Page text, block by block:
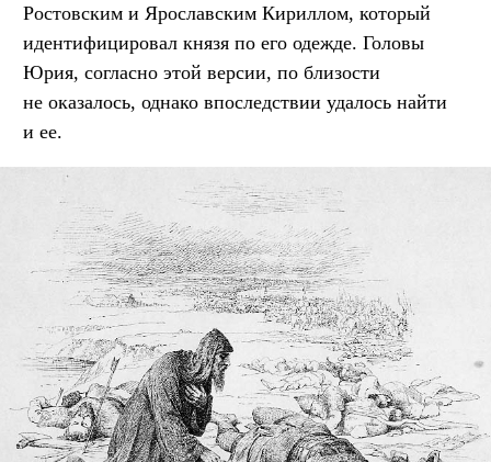
Ростовским и Ярославским Кириллом, который
идентифицировал князя по его одежде. Головы
Юрия, согласно этой версии, по близости
не оказалось, однако впоследствии удалось найти
и ее.